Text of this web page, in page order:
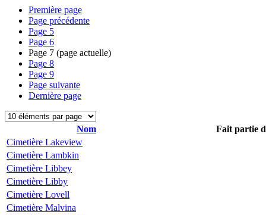
Première page
Page précédente
Page 5
Page 6
Page 7 (page actuelle)
Page 8
Page 9
Page suivante
Dernière page
Nom
Fait partie
Cimetière Lakeview
Cimetière Lambkin
Cimetière Libbey
Cimetière Libby
Cimetière Lovell
Cimetière Malvina